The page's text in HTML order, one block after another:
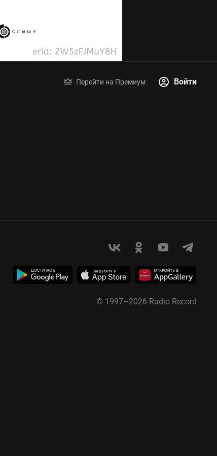
Перейти на Премиум Войти
© 1997–2026 Radio Record